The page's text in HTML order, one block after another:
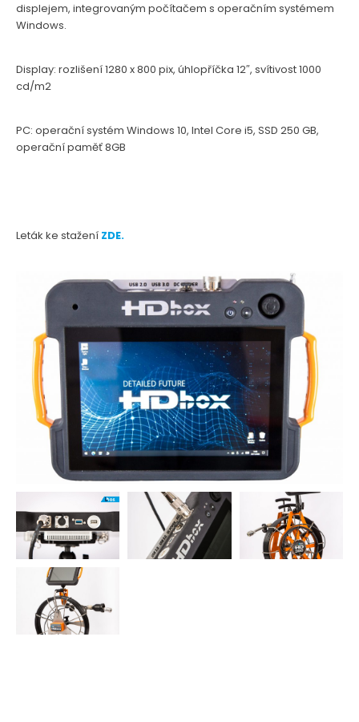
displejem, integrovaným počítačem s operačním systémem
Windows.
Display: rozlišení 1280 x 800 pix, úhlopříčka 12″, svítivost 1000
cd/m2
PC: operační systém Windows 10, Intel Core i5, SSD 250 GB,
operační paměť 8GB
Leták ke stažení ZDE.